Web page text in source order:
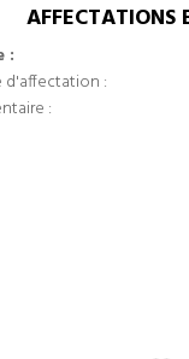
AFFECTATIONS
:
d'affectation :
: